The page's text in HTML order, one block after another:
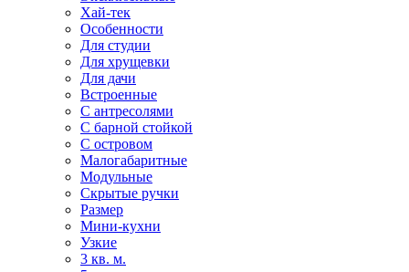
Хай-тек
Особенности
Для студии
Для хрущевки
Для дачи
Встроенные
С антресолями
С барной стойкой
С островом
Малогабаритные
Модульные
Скрытые ручки
Размер
Мини-кухни
Узкие
3 кв. м.